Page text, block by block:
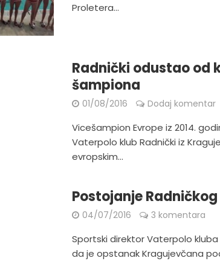
Proletera...
Radnički odustao od
šampiona
01/08/2016 Dodaj komentar
Vicešampion Evrope iz 2014.
Vaterpolo klub Radnički iz
evropskim...
Postojanje
04/07/2016 3 komentara
Sportski direktor Vaterpolo
da je opstanak Kragujevčana